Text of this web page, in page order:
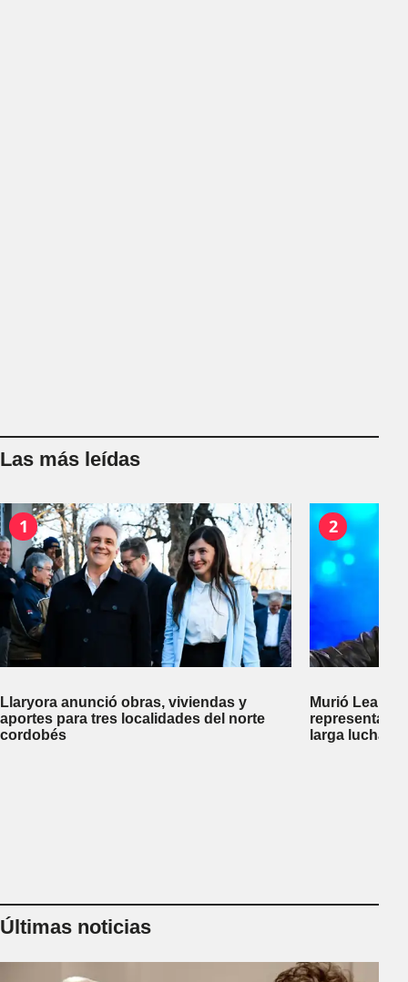
Las más leídas
1
Llaryora anunció obras, viviendas y
aportes para tres localidades del norte
cordobés
2
Murió
larga lucha
Últimas noticias